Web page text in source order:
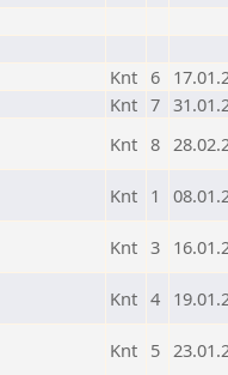
Knt 6
Knt 7
Knt 8
Knt 1
Knt 3
Knt 4
Knt 5